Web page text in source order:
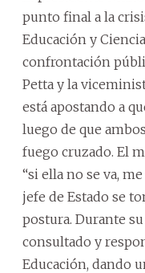
punto final a la
Educación y
confrontación
Petta y la
está apostando a
luego de que
fuego cruzado. El
“si ella no se va,
jefe de Estado se
postura. Durante
consultado y
Educación, dando